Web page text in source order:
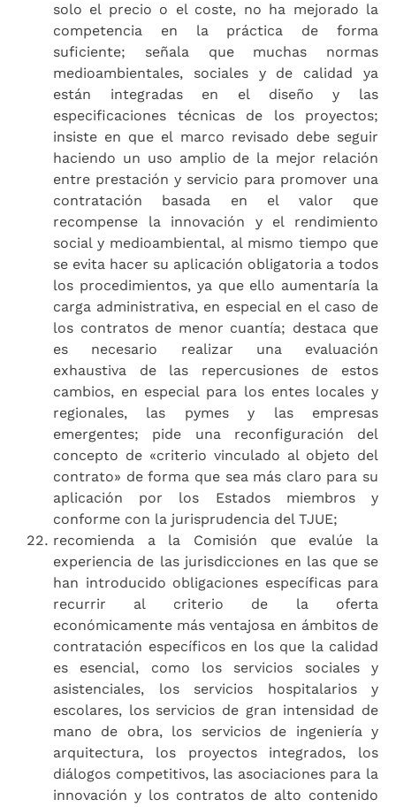
solo el precio o el coste, no ha mejorado la
competencia en la práctica de forma
suficiente; señala que muchas normas
medioambientales, sociales y de calidad ya
están integradas en el diseño y las
especificaciones técnicas de los proyectos;
insiste en que el marco revisado debe seguir
haciendo un uso amplio de la mejor relación
entre prestación y servicio para promover una
contratación basada en el valor que
recompense la innovación y el rendimiento
social y medioambiental, al mismo tiempo que
se evita hacer su aplicación obligatoria a todos
los procedimientos, ya que ello aumentaría la
carga administrativa, en especial en el caso de
los contratos de menor cuantía; destaca que
es necesario realizar una evaluación
exhaustiva de las repercusiones de estos
cambios, en especial para los entes locales y
regionales, las pymes y las empresas
emergentes; pide una reconfiguración del
concepto de «criterio vinculado al objeto del
contrato» de forma que sea más claro para su
aplicación por los Estados miembros y
conforme con la jurisprudencia del TJUE;
recomienda a la Comisión que evalúe la
experiencia de las jurisdicciones en las que se
han introducido obligaciones específicas para
recurrir al criterio de la oferta
económicamente más ventajosa en ámbitos de
contratación específicos en los que la calidad
es esencial, como los servicios sociales y
asistenciales, los servicios hospitalarios y
escolares, los servicios de gran intensidad de
mano de obra, los servicios de ingeniería y
arquitectura, los proyectos integrados, los
diálogos competitivos, las asociaciones para la
innovación y los contratos de alto contenido